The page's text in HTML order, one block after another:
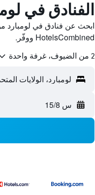
الفنادق في
ابحث عن فنادق في لومبارد
HotelsCombined ووفّر.
2 من الضيوف، غرفة واحدة
س 15/8